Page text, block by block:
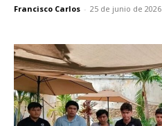
Francisco Carlos - 25 de junio de 2026